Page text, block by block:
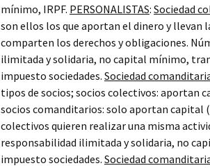
mínimo, IRPF. PERSONALISTAS: Sociedad
son ellos los que aportan el dinero y llevan
comparten los derechos y obligaciones.
ilimitada y solidaria, no capital mínimo,
impuesto sociedades. Sociedad
tipos de socios; socios colectivos: aportan
socios comanditarios: solo aportan capital
colectivos quieren realizar una misma
responsabilidad ilimitada y solidaria, no
impuesto sociedades. Sociedad